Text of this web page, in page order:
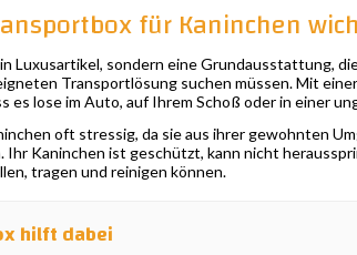
für Kaninchen
Luxusartikel, sondern eine Grundausstattung,
Transportlösung suchen müssen. Mit
es lose im Auto, auf Ihrem Schoß oder in einer
oft stressig, da sie aus ihrer gewohnten
Kaninchen ist geschützt, kann nicht
tragen und reinigen können.
hilft dabei